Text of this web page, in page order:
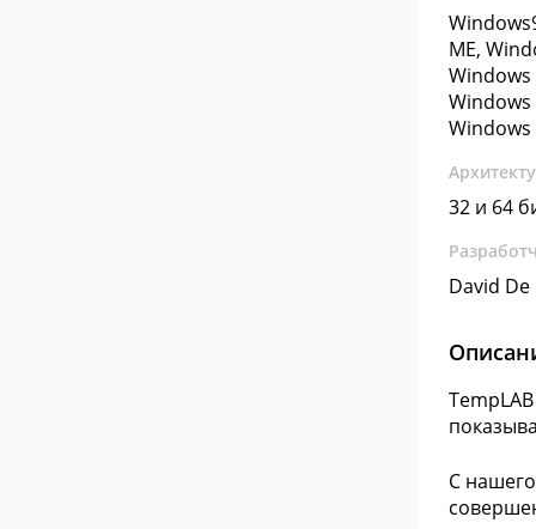
ME,
Windows
Windows
Windows
32 и 64
David
С